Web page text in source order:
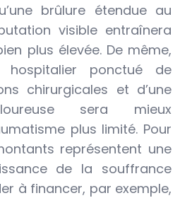
brûlure étendue au
visible entraînera
plus élevée. De même,
ponctué de
chirurgicales et d’une
sera mieux
plus limité. Pour
représentent une
de la souffrance
à financer, par exemple,